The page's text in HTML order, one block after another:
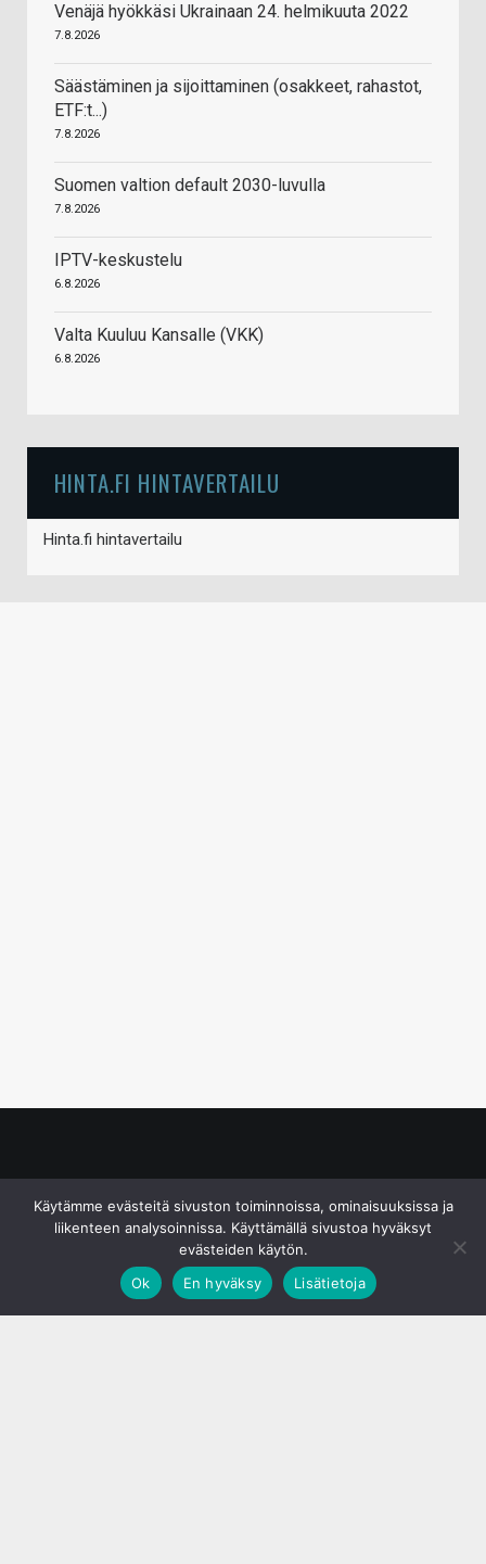
Venäjä hyökkäsi Ukrainaan 24. helmikuuta 2022
7.8.2026
Säästäminen ja sijoittaminen (osakkeet, rahastot,
ETF:t...)
7.8.2026
Suomen valtion default 2030-luvulla
7.8.2026
IPTV-keskustelu
6.8.2026
Valta Kuuluu Kansalle (VKK)
6.8.2026
HINTA.FI HINTAVERTAILU
Hinta.fi hintavertailu
Käytämme evästeitä sivuston toiminnoissa, ominaisuuksissa ja
liikenteen analysoinnissa. Käyttämällä sivustoa hyväksyt
evästeiden käytön.
Ok
En hyväksy Lisätietoja